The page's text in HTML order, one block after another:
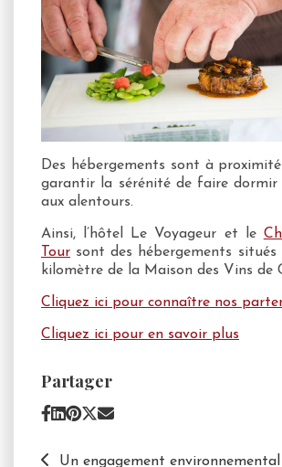
Des hébergements sont à
garantir la sérénité de faire dormir
aux alentours.
Ainsi, l’hôtel Le Voyageur et le
Tour sont des hébergements situés
kilomètre de la Maison des Vins de
Cliquez ici pour connaître nos
Cliquez ici pour en savoir plus
Partager
Un engagement